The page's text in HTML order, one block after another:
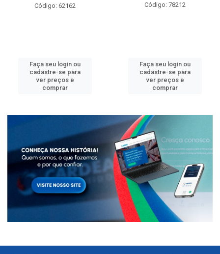
Código: 62162
Faça seu login ou
cadastre-se para
ver preços e
comprar
Código: 78212
Faça seu login ou
cadastre-se para
ver preços e
comprar